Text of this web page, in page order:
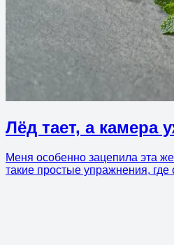
Лёд тает, а камера
Меня особенно зацепила эта
такие простые упражнения, где